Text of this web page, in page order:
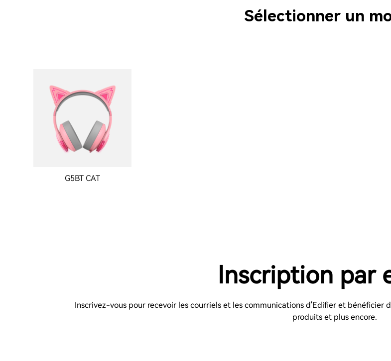
Sélectionner un
G5BT CAT
Inscription par
Inscrivez-vous pour recevoir les courriels et les communications d'Edifier et bénéficier
produits et plus encore.